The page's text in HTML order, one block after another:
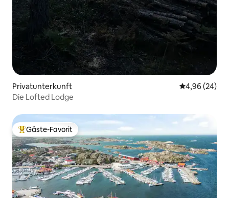
Privatunterkunft
4,96 (24)
Die Lofted Lodge
Beliebter Gäste-Favorit.
Gäste-Favorit